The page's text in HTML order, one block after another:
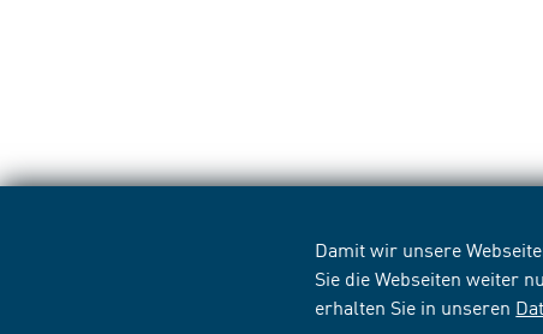
Damit wir unsere
Sie die Webseiten weiter
erhalten Sie in unseren